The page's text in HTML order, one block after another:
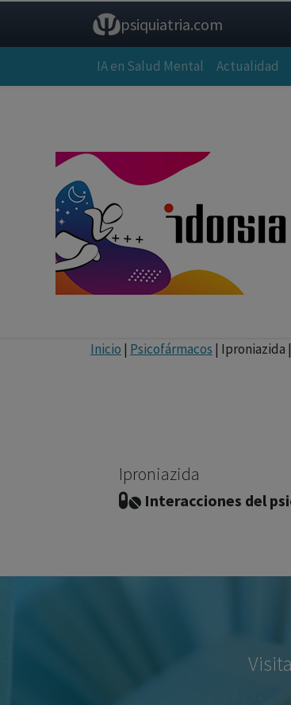
psiquiatria.com
IA en Salud Mental Actualidad
Inicio | Psicofármacos | Iproniazida |
Iproniazida
Interacciones del